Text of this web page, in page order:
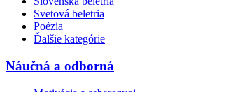
Svetová beletria
Poézia
Ďalšie kategórie
Náučná a odborná